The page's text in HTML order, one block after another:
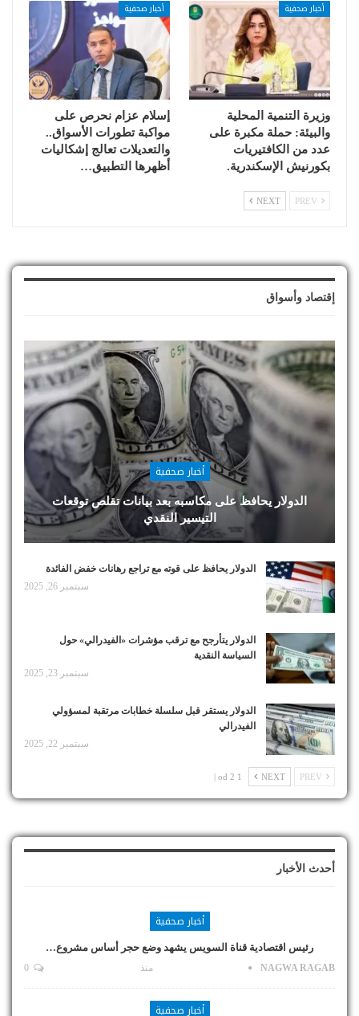
أخبار صحفية
وزيرة التنمية المحلية
والبيئة: حملة مكبرة على
عدد من الكافتيريات
بكورنيش الإسكندرية.
أخبار صحفية
إسلام عزام نحرص على
مواكبة تطورات الأسواق..
والتعديلات تعالج إشكاليات
أظهرها التطبيق…
NEXT
إقتصاد وأسواق
أخبار صحفية
الدولار يحافظ على مكاسبه بعد بيانات تقلص توقعات
التيسير النقدي
الدولار يحافظ على قوته مع تراجع رهانات خفض الفائدة
سبتمبر 26, 2025
الدولار يتأرجح مع ترقب مؤشرات «الفيدرالي» حول
السياسة النقدية
سبتمبر 23, 2025
الدولار يستقر قبل سلسلة خطابات مرتقبة لمسؤولي
الفيدرالي
سبتمبر 22, 2025
NEXT
1 od 2 |
أحدث الأخبار
أخبار صحفية
رئيس اقتصادية قناة السويس يشهد وضع حجر أساس مشروع…
NAGWA RAGAB منذ
أخبار صحفية